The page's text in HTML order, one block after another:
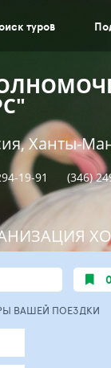
туров
Ханты-
19-91 (346)
0
ВАШЕЙ ПОЕЗДКИ